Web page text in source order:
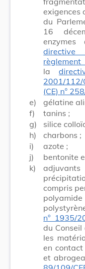
exigences
du
16
directive
règlement
la
2001/112/
(CE) n°
e)
gélatine
f)
tanins ;
g)
silice
h)
charbons ;
i)
azote ;
j)
bentonite
k)
compris
n° 1935/
du
les
en
et